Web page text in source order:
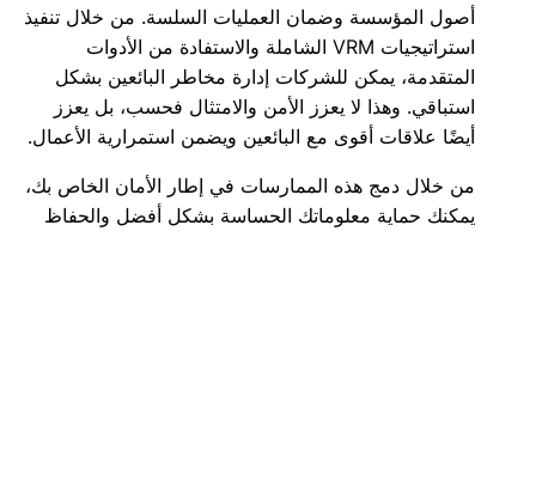
أصول المؤسسة وضمان العمليات السلسة. من خلال تنفيذ
استراتيجيات VRM الشاملة والاستفادة من الأدوات
المتقدمة، يمكن للشركات إدارة مخاطر البائعين بشكل
استباقي. وهذا لا يعزز الأمن والامتثال فحسب، بل يعزز
أيضًا علاقات أقوى مع البائعين ويضمن استمرارية الأعمال.
من خلال دمج هذه الممارسات في إطار الأمان الخاص بك،
يمكنك حماية معلوماتك الحساسة بشكل أفضل والحفاظ